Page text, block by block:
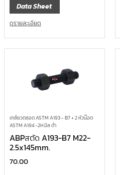
Data Sheet
ดูรายละเอียด
เกลียวตลอด ASTM A193 - B7 + 2 หัวน๊อต
ASTM A194 -2H มิล ดำ
ABPสตัด A193-B7 M22-
2.5x145mm.
70.00